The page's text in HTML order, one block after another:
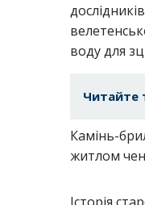
воду для
Читайте
Камінь-
житлом